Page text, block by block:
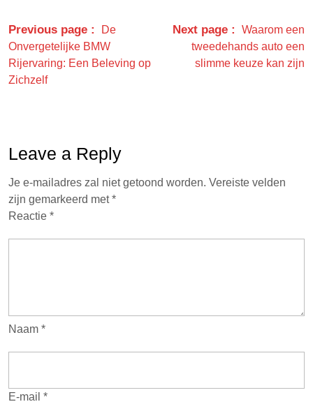
Previous page
De
Onvergetelijke BMW
Rijervaring: Een Beleving op
Zichzelf
Next page
Waarom een
tweedehands auto een
slimme keuze kan zijn
Leave a Reply
Je e-mailadres zal niet getoond worden. Vereiste velden
zijn gemarkeerd met*
Reactie *
Naam *
E-mail *